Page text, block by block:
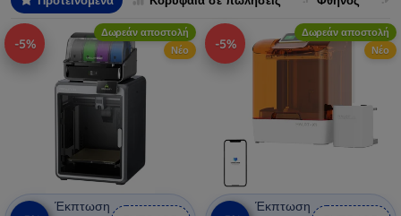
-5%
Δωρεάν αποστολή
Νέο
Έκπτωση
-5%
Δωρεάν αποστολή
Νέο
Έκπτωση